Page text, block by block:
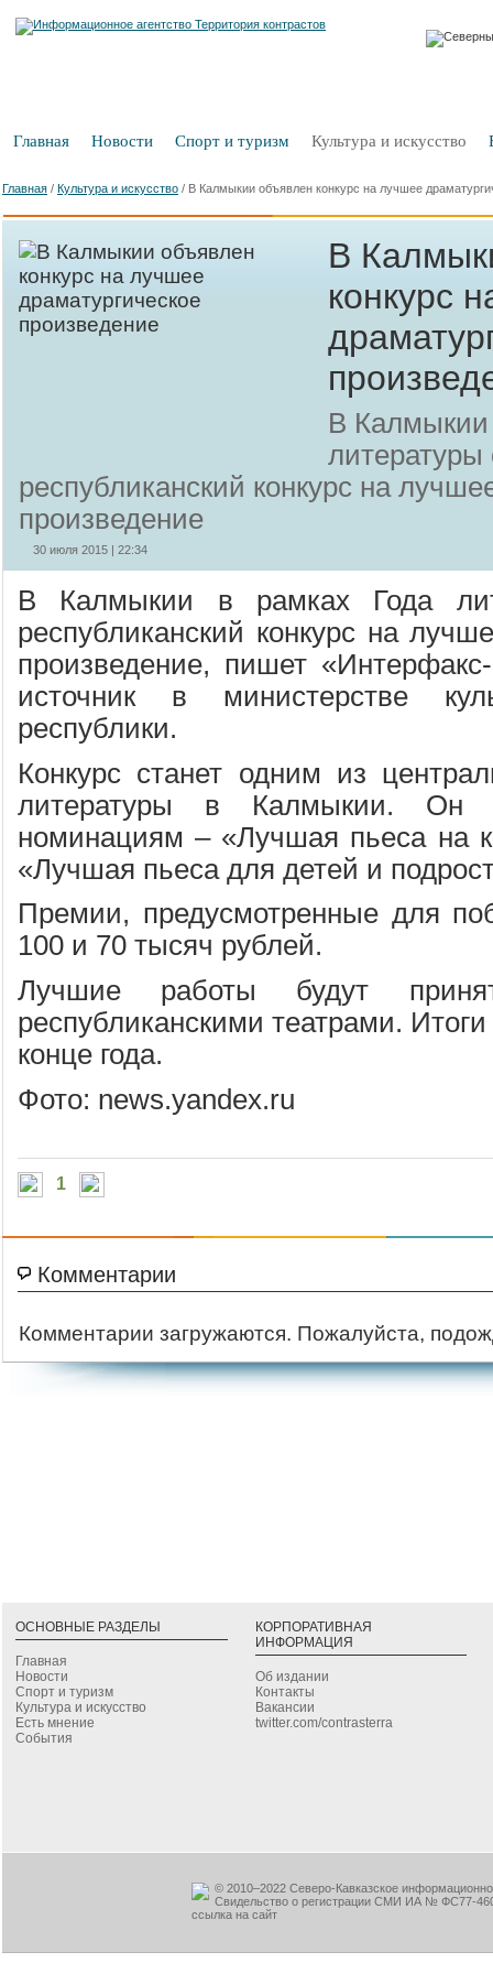
Главная Новости Спорт и туризм Культура и искусство
Главная / Культура и искусство / В Калмыкии объявлен конкурс на лучшее
В
конкурс
В Калмыкии
литературы
республиканский конкурс на
произведение
30 июля 2015 | 22:34
В Калмыкии в рамках Года
республиканский конкурс на
произведение, пишет
источник в министерстве
республики.
Конкурс станет одним из
литературы в Калмыкии. Он
номинациям – «Лучшая пьеса на
«Лучшая пьеса для детей и
Премии, предусмотренные для
100 и 70 тысяч рублей.
Лучшие работы будут
республиканскими театрами. Итоги
конце года.
Фото: news.yandex.ru
1
Комментарии
Комментарии загружаются. Пожалуйста,
ОСНОВНЫЕ РАЗДЕЛЫ
Главная
Новости
Спорт и туризм
Культура и искусство
Есть мнение
События
КОРПОРАТИВНАЯ
ИНФОРМАЦИЯ
Об издании
Контакты
Вакансии
twitter.com/contrasterra
© 2010–2022 Северо-Кавказское
Свидельство о регистрации СМИ ИА № ФС77-
ссылка на сайт